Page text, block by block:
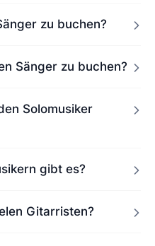
zu buchen?
Sänger zu buchen?
Solomusiker
gibt es?
Gitarristen?